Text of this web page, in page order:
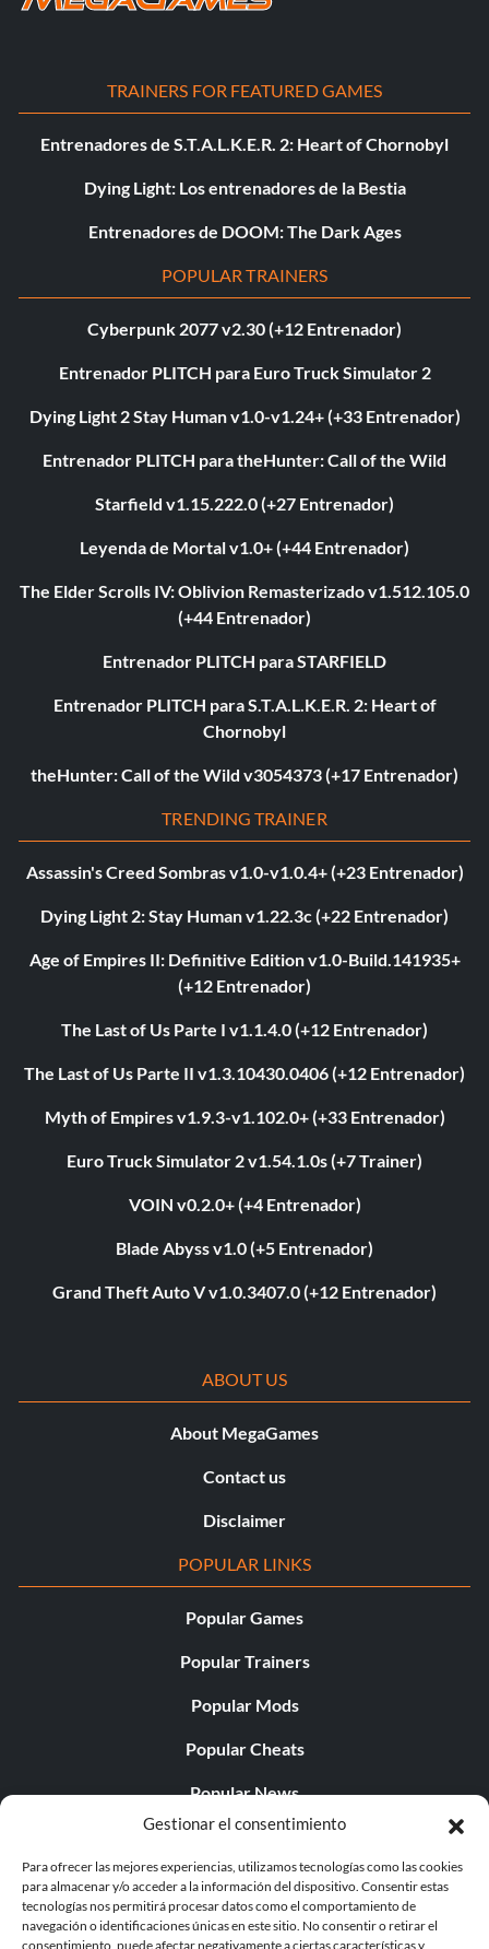
Gestionar el consentimiento
Para ofrecer las mejores experiencias, utilizamos tecnologías como las cookies
para almacenar y/o acceder a la información del dispositivo. Consentir estas
tecnologías nos permitirá procesar datos como el comportamiento de
navegación o identificaciones únicas en este sitio. No consentir o retirar el
consentimiento, puede afectar negativamente a ciertas características y
TRAINERS FOR FEATURED GAMES
Entrenadores de S.T.A.L.K.E.R. 2: Heart of Chornobyl
Dying Light: Los entrenadores de la Bestia
Entrenadores de DOOM: The Dark Ages
POPULAR TRAINERS
Cyberpunk 2077 v2.30 (+12 Entrenador)
Entrenador PLITCH para Euro Truck Simulator 2
Dying Light 2 Stay Human v1.0-v1.24+ (+33 Entrenador)
Entrenador PLITCH para theHunter: Call of the Wild
Starfield v1.15.222.0 (+27 Entrenador)
Leyenda de Mortal v1.0+ (+44 Entrenador)
The Elder Scrolls IV: Oblivion Remasterizado v1.512.105.0
(+44 Entrenador)
Entrenador PLITCH para STARFIELD
Entrenador PLITCH para S.T.A.L.K.E.R. 2: Heart of
Chornobyl
theHunter: Call of the Wild v3054373 (+17 Entrenador)
TRENDING TRAINER
Assassin's Creed Sombras v1.0-v1.0.4+ (+23 Entrenador)
Dying Light 2: Stay Human v1.22.3c (+22 Entrenador)
Age of Empires II: Definitive Edition v1.0-Build.141935+
(+12 Entrenador)
The Last of Us Parte I v1.1.4.0 (+12 Entrenador)
The Last of Us Parte II v1.3.10430.0406 (+12 Entrenador)
Myth of Empires v1.9.3-v1.102.0+ (+33 Entrenador)
Euro Truck Simulator 2 v1.54.1.0s (+7 Trainer)
VOIN v0.2.0+ (+4 Entrenador)
Blade Abyss v1.0 (+5 Entrenador)
Grand Theft Auto V v1.0.3407.0 (+12 Entrenador)
ABOUT US
About MegaGames
Contact us
Disclaimer
POPULAR LINKS
Popular Games
Popular Trainers
Popular Mods
Popular Cheats
Popular News
Popular Editorials
Popular Free Games
LATEST UPDATES